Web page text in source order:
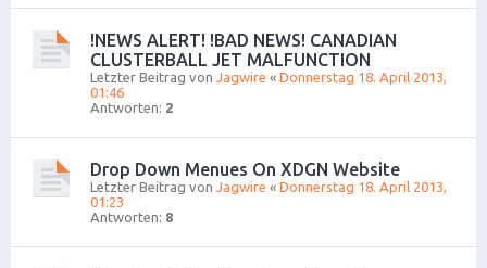
!NEWS ALERT! !BAD NEWS! CANADIAN
CLUSTERBALL JET MALFUNCTION
Letzter Beitrag von Jagwire « Donnerstag 18. April 2013,
01:46
Antworten: 2
Drop Down Menues On XDGN Website
Letzter Beitrag von Jagwire « Donnerstag 18. April 2013,
01:23
Antworten: 8